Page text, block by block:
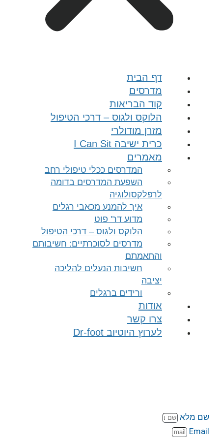
דף הבית
מדרסים
קוד הבריאות
הלוקס ולגוס – דרכי הטיפול
מזרן מודולרי
כרית ישיבה I Can Sit
מאמרים
המדרסים ככלי טיפולי רחב
השפעת המדרסים בדומה
לרפלקסולוגיה
איך להמנע מכאבי רגלים
מדוע דר' פוט
הלוקס ולגוס – דרכי הטיפול
מדרסים לסוכרתיים: חשיבותם
והתאמתם
חשיבות הנעלים להליכה
יציבה
ורידים ברגלים
אודות
צרו קשר
לערוץ היוטיוב Dr-foot
מלא